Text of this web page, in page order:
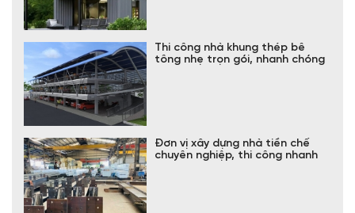
Thi công nhà khung thép bê
tông nhẹ trọn gói, nhanh chóng
Đơn vị xây dựng nhà tiền chế
chuyên nghiệp, thi công nhanh